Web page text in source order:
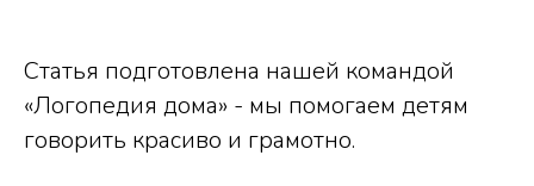
Статья подготовлена нашей командой
«Логопедия дома» - мы помогаем детям
говорить красиво и грамотно.